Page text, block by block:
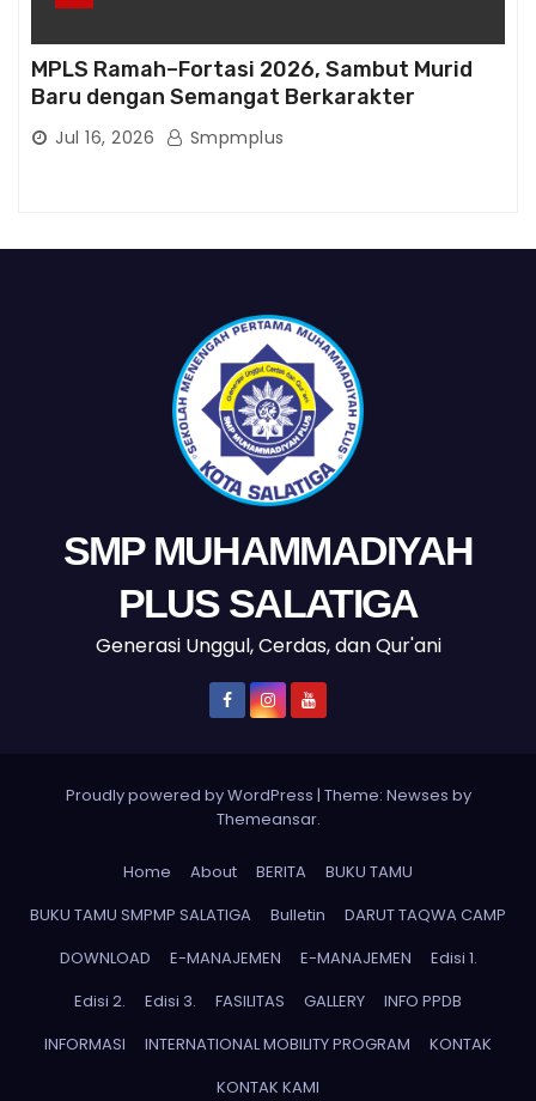
MPLS Ramah–Fortasi 2026, Sambut Murid
Baru dengan Semangat Berkarakter
Jul 16, 2026 Smpmplus
SMP MUHAMMADIYAH
PLUS SALATIGA
Generasi Unggul, Cerdas, dan Qur'ani
Proudly powered by WordPress | Theme: Newses by
Themeansar.
Home About BERITA
BUKU TAMU
BUKU TAMU SMPMP SALATIGA
Bulletin
DARUT TAQWA CAMP
DOWNLOAD
E-MANAJEMEN E-MANAJEMEN
Edisi 1.
Edisi 2.
Edisi 3. FASILITAS GALLERY
INFO PPDB
INFORMASI
INTERNATIONAL MOBILITY PROGRAM
KONTAK
KONTAK KAMI